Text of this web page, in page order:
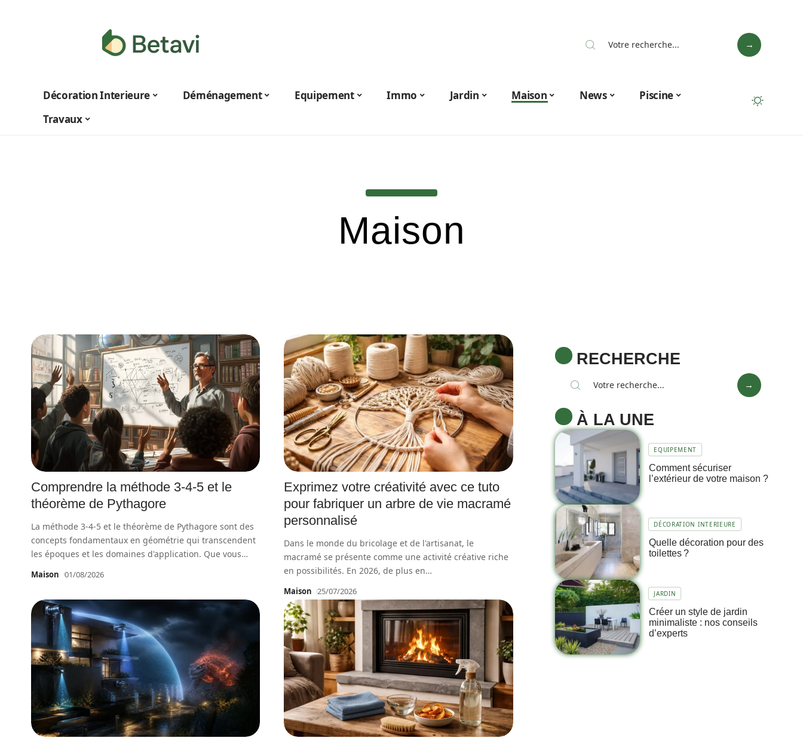
Décoration Interieure Déménagement Equipement Immo Jardin Maison News
Piscine
Travaux
Maison
Comprendre la méthode 3-4-5 et le
théorème de Pythagore
La méthode 3-4-5 et le théorème de Pythagore sont des
concepts fondamentaux en géométrie qui transcendent
les époques et les domaines d'application. Que vous…
Maison 01/08/2026
Exprimez votre créativité avec ce tuto
pour fabriquer un arbre de vie macramé
personnalisé
Dans le monde du bricolage et de l'artisanat, le
macramé se présente comme une activité créative riche
en possibilités. En 2026, de plus en…
Maison 25/07/2026
RECHERCHE
À LA UNE
EQUIPEMENT
Comment sécuriser
l’extérieur de votre maison ?
DÉCORATION INTERIEURE
Quelle décoration pour des
toilettes ?
JARDIN
Créer un style de jardin
minimaliste : nos conseils
d’experts